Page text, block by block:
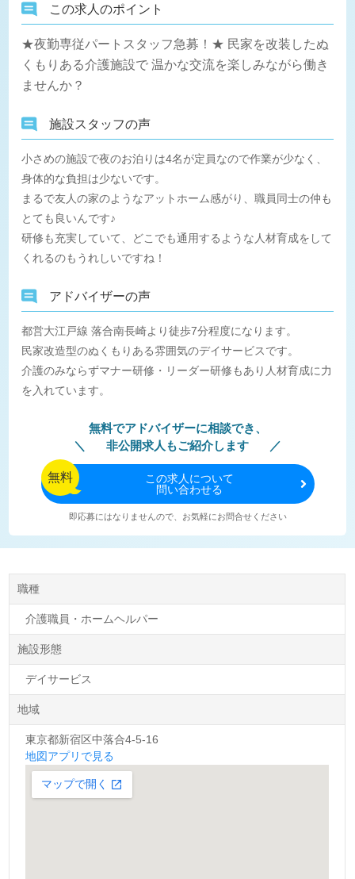
この求人のポイント
★夜勤専従パートスタッフ急募！★ 民家を改装したぬ
くもりある介護施設で 温かな交流を楽しみながら働き
ませんか？
施設スタッフの声
小さめの施設で夜のお泊りは4名が定員なので作業が少なく、
身体的な負担は少ないです。
まるで友人の家のようなアットホーム感がり、職員同士の仲も
とても良いんです♪
研修も充実していて、どこでも通用するような人材育成をして
くれるのもうれしいですね！
アドバイザーの声
都営大江戸線 落合南長崎より徒歩7分程度になります。
民家改造型のぬくもりある雰囲気のデイサービスです。
介護のみならずマナー研修・リーダー研修もあり人材育成に力
を入れています。
無料でアドバイザーに相談でき、
非公開求人もご紹介します
無料 この求人について
問い合わせる
即応募にはなりませんので、お気軽にお問合せください
職種
介護職員・ホームヘルパー
施設形態
デイサービス
地域
東京都新宿区中落合4-5-16
地図アプリで見る